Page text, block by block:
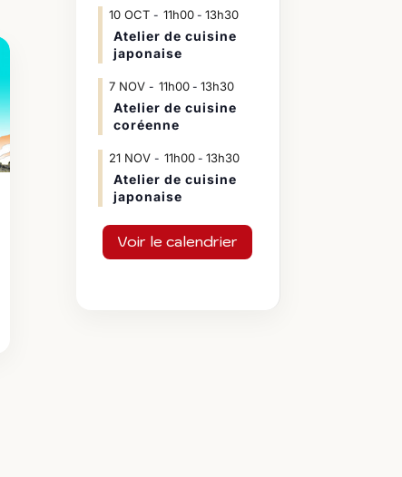
10OCT 11h00 -13h30
Atelier de cuisine
japonaise
7 NOV 11h00 -13h30
Atelier de cuisine
coréenne
21 NOV 11h00 -13h30
Atelier de cuisine
japonaise
Voir le calendrier